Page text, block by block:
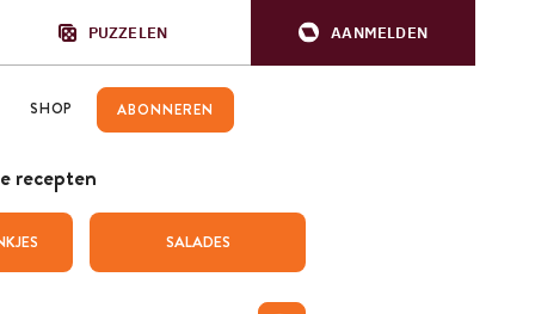
PUZZELEN AANMELDEN
SHOP ABONNEREN
recepten
SALADES